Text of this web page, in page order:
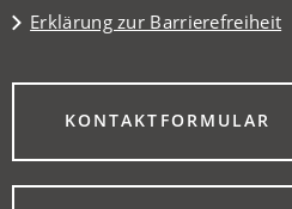
Erklärung zur Barrierefreiheit
KONTAKTFORMULAR
(ÖFFNET
EINEM
NEUEN